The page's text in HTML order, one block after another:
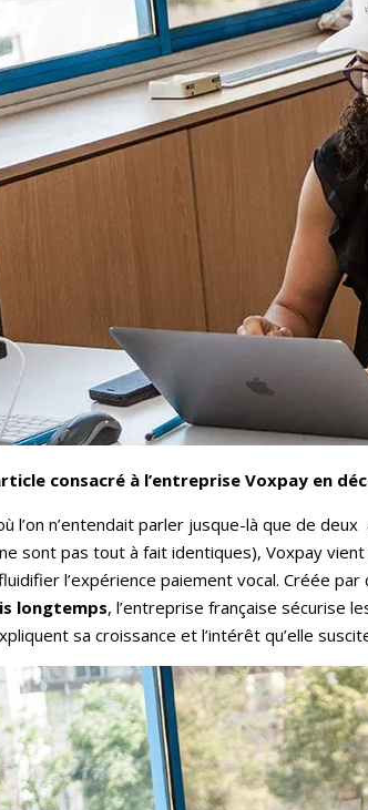
consacré à l’entreprise Voxpay en
l’on n’entendait parler jusque-là que de
sont pas tout à fait identiques), Voxpay
l’expérience paiement vocal. Créée
longtemps, l’entreprise française sécurise
sa croissance et l’intérêt qu’elle